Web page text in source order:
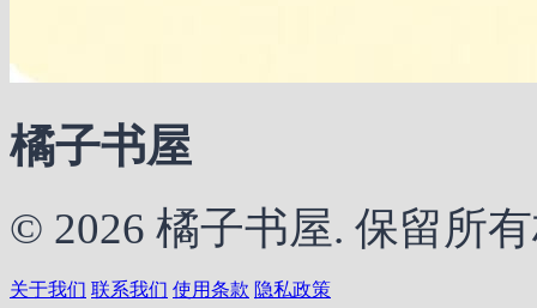
橘子书屋
© 2026 橘子书屋. 保留所
关于我们 联系我们 使用条款 隐私政策